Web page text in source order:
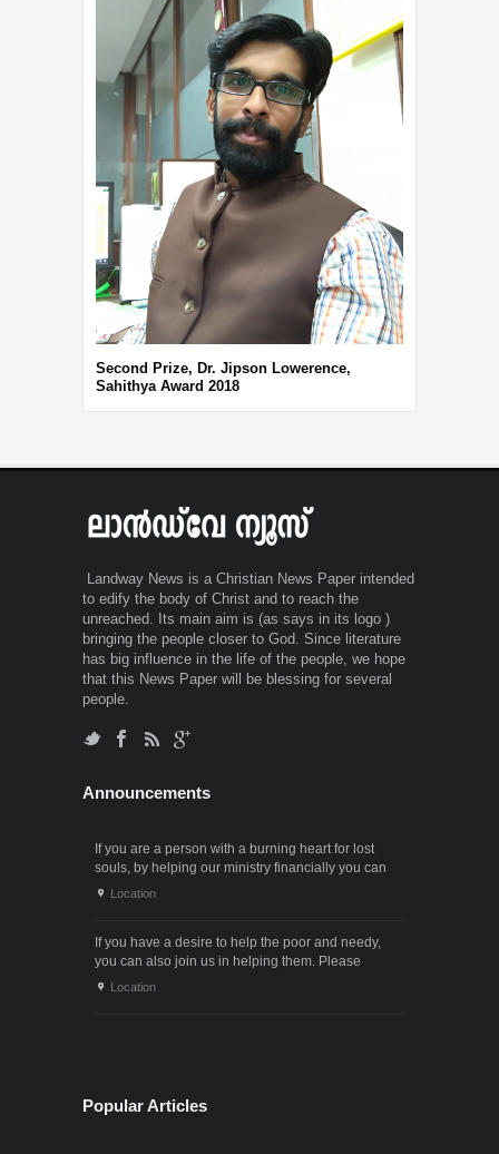
Second Prize, Dr. Jipson Lowerence,
Sahithya Award 2018
Landway News is a Christian News Paper intended
to edify the body of Christ and to reach the
unreached. Its main aim is (as says in its logo )
bringing the people closer to God. Since literature
has big influence in the life of the people, we hope
that this News Paper will be blessing for several
people.
Announcements
If you are a person with a burning heart for lost
souls, by helping our ministry financially you can
also participate in the ministry of winning souls for
Location
If you have a desire to help the poor and needy,
you can also join us in helping them. Please
contact us through the following phone numbers.x .
Location
Popular Articles